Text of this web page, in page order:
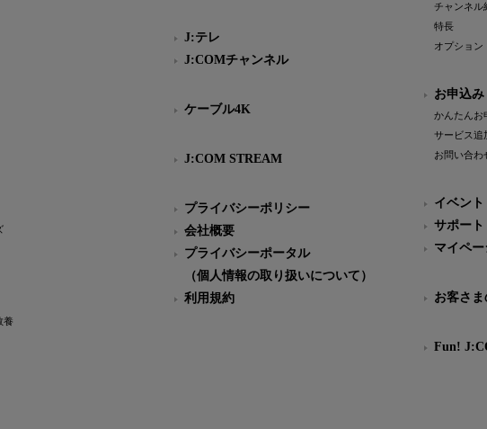
養
J:テレ
J:COMチャンネル
ケーブル4K
J:COM STREAM
プライバシーポリシー
会社概要
プライバシーポータル
（個人情報の取り扱いについて）
利用規約
チャンネル
特長
オプション
お申込
かんたんお
サービス追
お問い合わ
イベント
サポート
マイペー
お客さ
Fun!